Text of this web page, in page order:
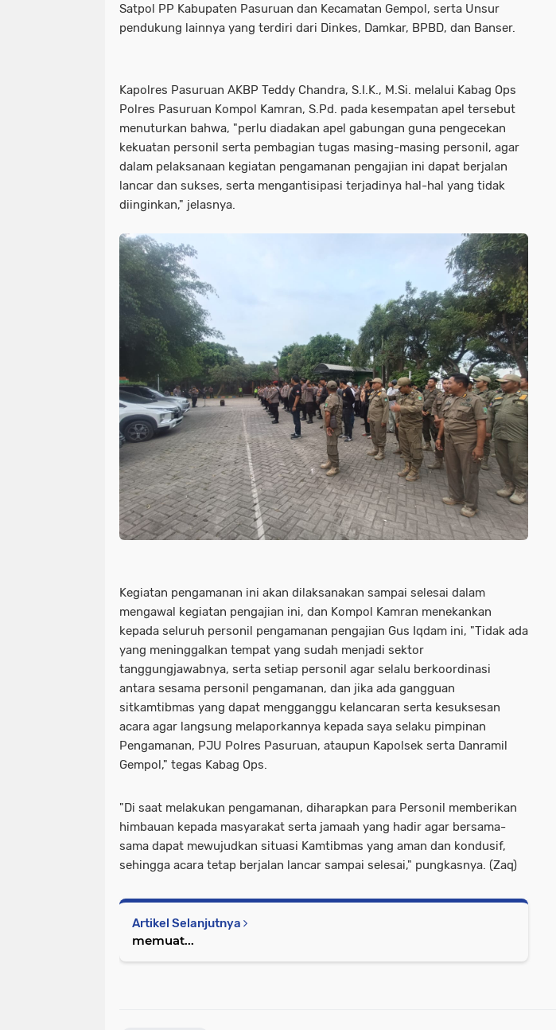
Satpol PP Kabupaten Pasuruan dan Kecamatan Gempol, serta Unsur
pendukung lainnya yang terdiri dari Dinkes, Damkar, BPBD, dan Banser.
Kapolres Pasuruan AKBP Teddy Chandra, S.I.K., M.Si. melalui Kabag Ops
Polres Pasuruan Kompol Kamran, S.Pd. pada kesempatan apel tersebut
menuturkan bahwa, "perlu diadakan apel gabungan guna pengecekan
kekuatan personil serta pembagian tugas masing-masing personil, agar
dalam pelaksanaan kegiatan pengamanan pengajian ini dapat berjalan
lancar dan sukses, serta mengantisipasi terjadinya hal-hal yang tidak
diinginkan," jelasnya.
Kegiatan pengamanan ini akan dilaksanakan sampai selesai dalam
mengawal kegiatan pengajian ini, dan Kompol Kamran menekankan
kepada seluruh personil pengamanan pengajian Gus Iqdam ini, "Tidak ada
yang meninggalkan tempat yang sudah menjadi sektor
tanggungjawabnya, serta setiap personil agar selalu berkoordinasi
antara sesama personil pengamanan, dan jika ada gangguan
sitkamtibmas yang dapat mengganggu kelancaran serta kesuksesan
acara agar langsung melaporkannya kepada saya selaku pimpinan
Pengamanan, PJU Polres Pasuruan, ataupun Kapolsek serta Danramil
Gempol," tegas Kabag Ops.
"Di saat melakukan pengamanan, diharapkan para Personil memberikan
himbauan kepada masyarakat serta jamaah yang hadir agar bersama-
sama dapat mewujudkan situasi Kamtibmas yang aman dan kondusif,
sehingga acara tetap berjalan lancar sampai selesai," pungkasnya. (Zaq)
Artikel Selanjutnya
memuat...